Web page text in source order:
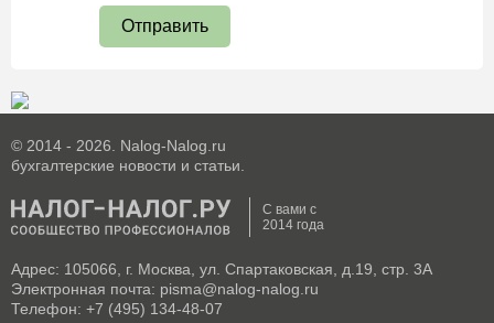
Отправить
© 2014 - 2026. Nalog-Nalog.ru
бухгалтерские новости и статьи.
С вами с
2014 года
Адрес: 105066, г. Москва, ул. Спартаковская, д.19, стр. 3А
Электронная почта: pisma@nalog-nalog.ru
Телефон: +7 (495) 134-48-07